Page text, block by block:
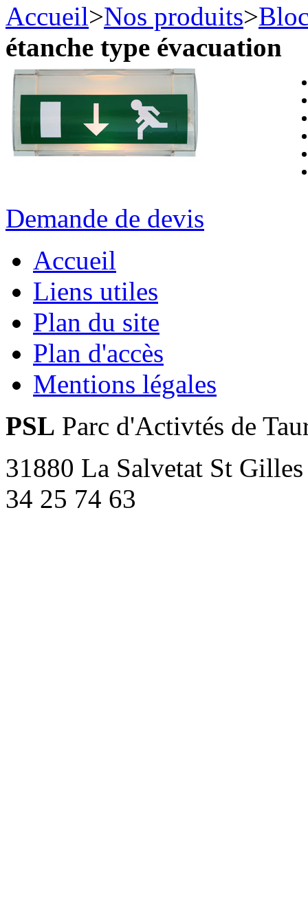
Accueil>Nos produits>
étanche type évacuation
Demande de devis
Accueil
Liens utiles
Plan du site
Plan d'accès
Mentions légales
PSL Parc d'Activtés de
31880 La Salvetat St
34 25 74 63